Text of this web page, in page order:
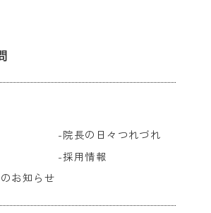
院長の日々つれづれ
採用情報
お知らせ